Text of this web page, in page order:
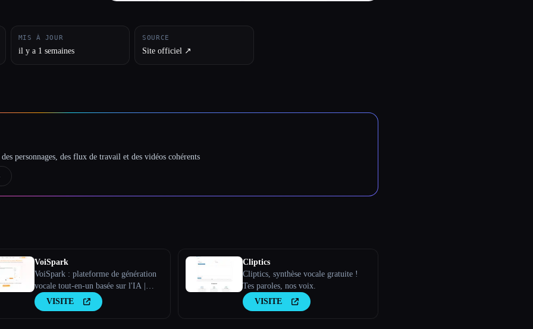
MIS À JOUR
il y a 1 semaines
SOURCE
Site officiel ↗︎
personnages, des flux de travail et des vidéos cohérents
VoiSpark
VoiSpark : plateforme de génération
vocale tout-en-un basée sur l'IA |
Synthèse vocale et clonage vocal
VISITE
Cliptics
Cliptics, synthèse vocale gratuite !
Tes paroles, nos voix.
VISITE